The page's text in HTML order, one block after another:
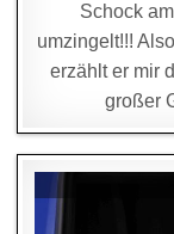
Schock
umzingelt!!!
erzählt er mir
großer